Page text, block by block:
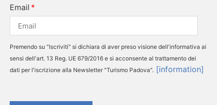
Email
Premendo su "Iscriviti" si dichiara di aver preso visione dell'informativa ai
sensi dell'art. 13 Reg. UE 679/2016 e si acconsente al trattamento dei
dati per l'iscrizione alla Newsletter "Turismo Padova". [information]